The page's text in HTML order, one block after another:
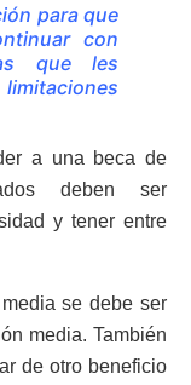
para que
con
que les
a una beca de
deben ser
y tener entre
se debe ser
media. También
de otro beneficio